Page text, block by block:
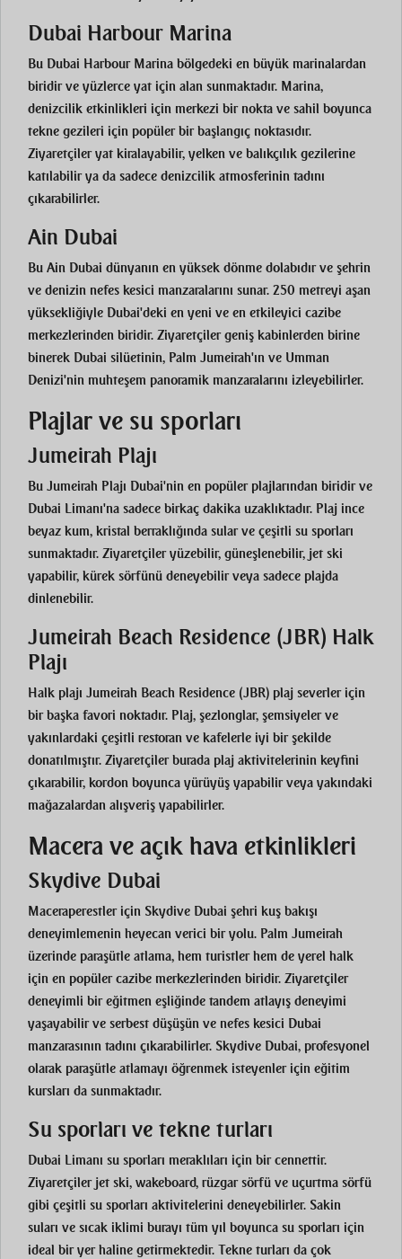
Dubai Harbour Marina
Bu Dubai Harbour Marina bölgedeki en büyük marinalardan
biridir ve yüzlerce yat için alan sunmaktadır. Marina,
denizcilik etkinlikleri için merkezi bir nokta ve sahil boyunca
tekne gezileri için popüler bir başlangıç noktasıdır.
Ziyaretçiler yat kiralayabilir, yelken ve balıkçılık gezilerine
katılabilir ya da sadece denizcilik atmosferinin tadını
çıkarabilirler.
Ain Dubai
Bu Ain Dubai dünyanın en yüksek dönme dolabıdır ve şehrin
ve denizin nefes kesici manzaralarını sunar. 250 metreyi aşan
yüksekliğiyle Dubai'deki en yeni ve en etkileyici cazibe
merkezlerinden biridir. Ziyaretçiler geniş kabinlerden birine
binerek Dubai silüetinin, Palm Jumeirah'ın ve Umman
Denizi'nin muhteşem panoramik manzaralarını izleyebilirler.
Plajlar ve su sporları
Jumeirah Plajı
Bu Jumeirah Plajı Dubai'nin en popüler plajlarından biridir ve
Dubai Limanı'na sadece birkaç dakika uzaklıktadır. Plaj ince
beyaz kum, kristal berraklığında sular ve çeşitli su sporları
sunmaktadır. Ziyaretçiler yüzebilir, güneşlenebilir, jet ski
yapabilir, kürek sörfünü deneyebilir veya sadece plajda
dinlenebilir.
Jumeirah Beach Residence (JBR) Halk
Plajı
Halk plajı Jumeirah Beach Residence (JBR) plaj severler için
bir başka favori noktadır. Plaj, şezlonglar, şemsiyeler ve
yakınlardaki çeşitli restoran ve kafelerle iyi bir şekilde
donatılmıştır. Ziyaretçiler burada plaj aktivitelerinin keyfini
çıkarabilir, kordon boyunca yürüyüş yapabilir veya yakındaki
mağazalardan alışveriş yapabilirler.
Macera ve açık hava etkinlikleri
Skydive Dubai
Maceraperestler için Skydive Dubai şehri kuş bakışı
deneyimlemenin heyecan verici bir yolu. Palm Jumeirah
üzerinde paraşütle atlama, hem turistler hem de yerel halk
için en popüler cazibe merkezlerinden biridir. Ziyaretçiler
deneyimli bir eğitmen eşliğinde tandem atlayış deneyimi
yaşayabilir ve serbest düşüşün ve nefes kesici Dubai
manzarasının tadını çıkarabilirler. Skydive Dubai, profesyonel
olarak paraşütle atlamayı öğrenmek isteyenler için eğitim
kursları da sunmaktadır.
Su sporları ve tekne turları
Dubai Limanı su sporları meraklıları için bir cennettir.
Ziyaretçiler jet ski, wakeboard, rüzgar sörfü ve uçurtma sörfü
gibi çeşitli su sporları aktivitelerini deneyebilirler. Sakin
suları ve sıcak iklimi burayı tüm yıl boyunca su sporları için
ideal bir yer haline getirmektedir. Tekne turları da çok